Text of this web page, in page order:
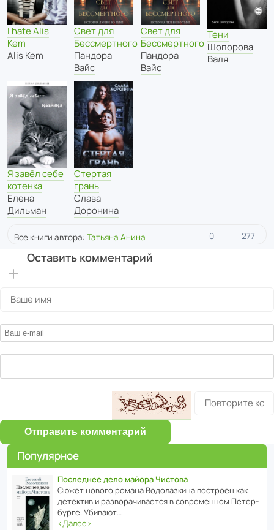
I hate Alis
Kem
Alis Kem
Свет для
Бессмертного
Пандора
Вайс
Свет для
Бессмертного
Пандора
Вайс
Тени
Шопорова
Валя
Я завёл себе
котенка
Елена
Дильман
Стертая
грань
Слава
Доронина
Все книги автора: Татьяна Анина 0 277
Оставить комментарий
Отправить комментарий
Популярное
Последнее дело майора Чистова
Сюжет нового романа Водо­ла­з­кина пост­роен как
дете­ктив и разво­ра­чи­ва­ется в совре­менном Пете­р­
бурге. Убивают…
‹Далее›